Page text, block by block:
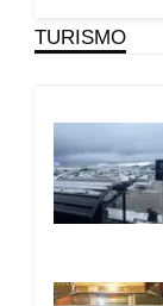
TURISMO